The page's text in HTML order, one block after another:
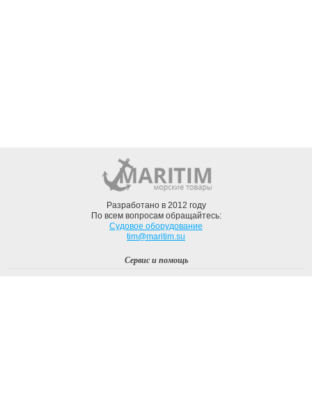
Разработано в 2012 году
По всем вопросам обращайтесь:
Судовое оборудование
tim@maritim.su
Сервис и помощь